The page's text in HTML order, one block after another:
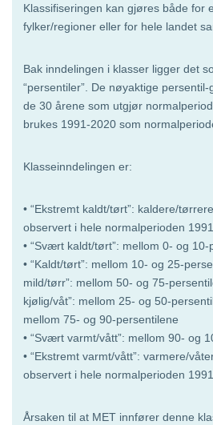
Klassifiseringen kan gjøres både for
fylker/regioner eller for hele landet
Bak inndelingen i klasser ligger det
“persentiler”. De nøyaktige
de 30 årene som utgjør
brukes 1991-2020 som
Klasseinndelingen er:
• “Ekstremt kaldt/tørt”: kaldere/
observert i hele normalperioden
• “Svært kaldt/tørt”: mellom 0- og 10-
• “Kaldt/tørt”: mellom 10- og 25-
mild/tørr”: mellom 50- og 75-
kjølig/våt”: mellom 25- og 50-
mellom 75- og 90-persentilene
• “Svært varmt/vått”: mellom 90- og
• “Ekstremt varmt/vått”: varmere/
observert i hele normalperioden
Årsaken til at MET innfører denne